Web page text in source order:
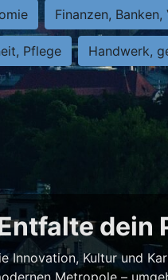
Finanzen,
Pflege Handwerk,
dein
Kultur und